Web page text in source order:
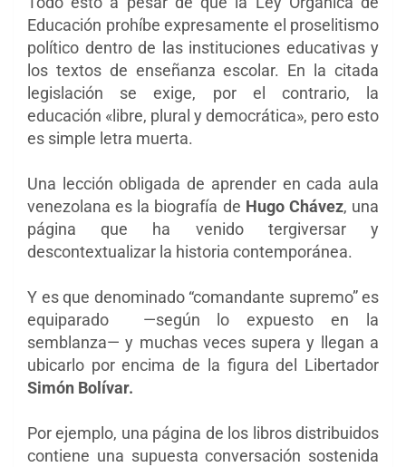
Educación prohíbe expresamente el proselitismo
político dentro de las instituciones educativas y
los textos de enseñanza escolar. En la citada
legislación se exige, por el contrario, la
educación «libre, plural y democrática», pero esto
es simple letra muerta.
Una lección obligada de aprender en cada aula
venezolana es la biografía de Hugo Chávez, una
página que ha venido tergiversar y
descontextualizar la historia contemporánea.
Y es que denominado “comandante supremo” es
equiparado —según lo expuesto en la
semblanza— y muchas veces supera y llegan a
ubicarlo por encima de la figura del Libertador
Simón Bolívar.
Por ejemplo, una página de los libros distribuidos
contiene una supuesta conversación sostenida